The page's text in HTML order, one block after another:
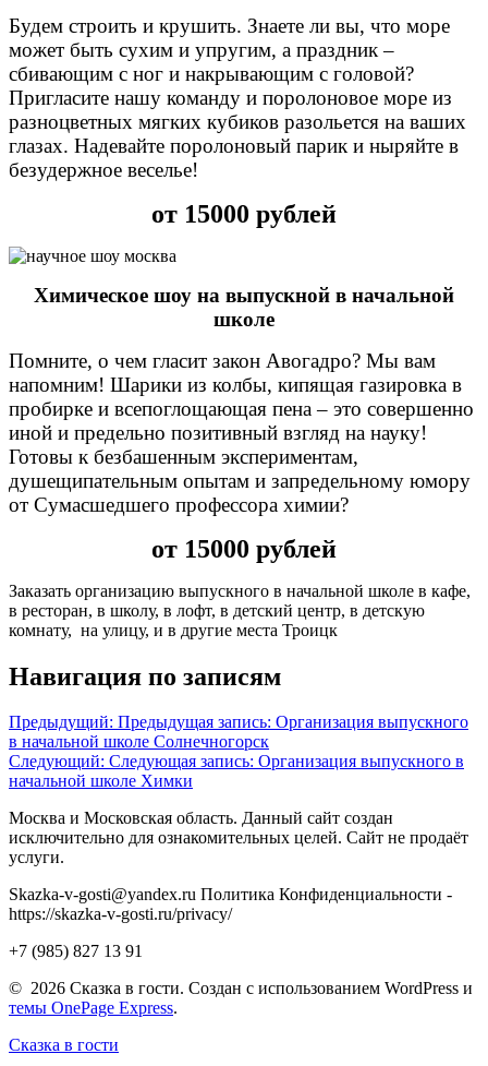
Будем строить и крушить. Знаете ли вы, что море
может быть сухим и упругим, а праздник –
сбивающим с ног и накрывающим с головой?
Пригласите нашу команду и поролоновое море из
разноцветных мягких кубиков разольется на ваших
глазах. Надевайте поролоновый парик и ныряйте в
безудержное веселье!
от 15000 рублей
Химическое шоу на выпускной в начальной
школе
Помните, о чем гласит закон Авогадро? Мы вам
напомним! Шарики из колбы, кипящая газировка в
пробирке и всепоглощающая пена – это совершенно
иной и предельно позитивный взгляд на науку!
Готовы к безбашенным экспериментам,
душещипательным опытам и запредельному юмору
от Сумасшедшего профессора химии?
от 15000 рублей
Заказать организацию выпускного в начальной школе в кафе,
в ресторан, в школу, в лофт, в детский центр, в детскую
комнату, на улицу, и в другие места Троицк
Навигация по записям
Предыдущий: Предыдущая запись: Организация выпускного
в начальной школе Солнечногорск
Следующий: Следующая запись: Организация выпускного в
начальной школе Химки
Москва и Московская область. Данный сайт создан
исключительно для ознакомительных целей. Сайт не продаёт
услуги.
Skazka-v-gosti@yandex.ru Политика Конфиденциальности -
https://skazka-v-gosti.ru/privacy/
+7 (985) 827 13 91
© 2026 Сказка в гости. Создан с использованием WordPress и
темы OnePage Express.
Сказка в гости